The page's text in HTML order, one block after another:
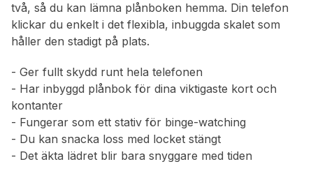
två, så du kan lämna plånboken hemma. Din telefon
klickar du enkelt i det flexibla, inbuggda skalet som
håller den stadigt på plats.
- Ger fullt skydd runt hela telefonen
- Har inbyggd plånbok för dina viktigaste kort och
kontanter
- Fungerar som ett stativ för binge-watching
- Du kan snacka loss med locket stängt
- Det äkta lädret blir bara snyggare med tiden